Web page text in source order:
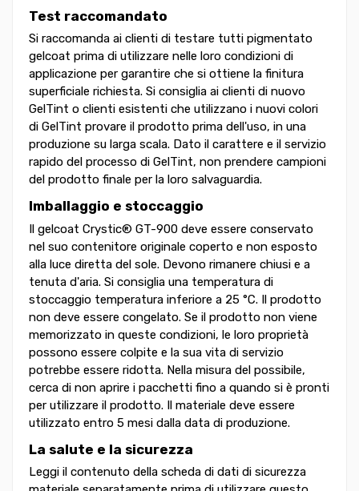
Test raccomandato
Si raccomanda ai clienti di testare tutti pigmentato
gelcoat prima di utilizzare nelle loro condizioni di
applicazione per garantire che si ottiene la finitura
superficiale richiesta. Si consiglia ai clienti di nuovo
GelTint o clienti esistenti che utilizzano i nuovi colori
di GelTint provare il prodotto prima dell'uso, in una
produzione su larga scala. Dato il carattere e il servizio
rapido del processo di GelTint, non prendere campioni
del prodotto finale per la loro salvaguardia.
Imballaggio e stoccaggio
Il gelcoat Crystic® GT-900 deve essere conservato
nel suo contenitore originale coperto e non esposto
alla luce diretta del sole. Devono rimanere chiusi e a
tenuta d'aria. Si consiglia una temperatura di
stoccaggio temperatura inferiore a 25 °C. Il prodotto
non deve essere congelato. Se il prodotto non viene
memorizzato in queste condizioni, le loro proprietà
possono essere colpite e la sua vita di servizio
potrebbe essere ridotta. Nella misura del possibile,
cerca di non aprire i pacchetti fino a quando si è pronti
per utilizzare il prodotto. Il materiale deve essere
utilizzato entro 5 mesi dalla data di produzione.
La salute e la sicurezza
Leggi il contenuto della scheda di dati di sicurezza